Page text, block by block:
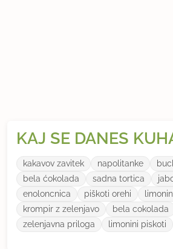
KAJ SE DANES
kakavov zavitek napolitanke
bela ćokolada
sadna tortica
enoloncnica
piškoti orehi
krompir z zelenjavo
bela cokolada
zelenjavna priloga
limonini piskoti